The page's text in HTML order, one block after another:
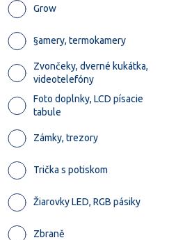
Grow
§amery, termokamery
Zvončeky, dverné kukátka,
videotelefóny
Foto doplnky, LCD písacie
tabule
Zámky, trezory
Trička s potiskom
Žiarovky LED, RGB pásiky
Zbraně